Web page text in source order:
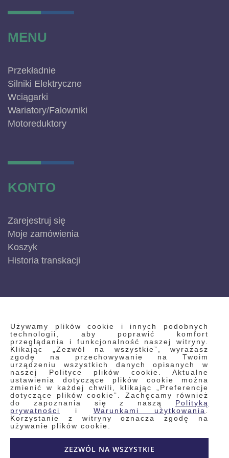
Używamy plików cookie i innych podobnych
technologii, aby poprawić komfort
przeglądania i funkcjonalność naszej witryny.
Klikając „Zezwól na wszystkie”, wyrażasz
zgodę na przechowywanie na Twoim
urządzeniu wszystkich danych opisanych w
naszej Polityce plików cookie. Aktualne
ustawienia dotyczące plików cookie można
zmienić w każdej chwili, klikając „Preferencje
dotyczące plików cookie”. Zachęcamy również
do zapoznania się z naszą Polityką
prywatności
i Warunkami użytkowania
Korzystanie z witryny oznacza zgodę na
używanie plików cookie.
ZEZWÓL NA WSZYSTKIE
MENU
Przekładnie
Silniki Elektryczne
Wciągarki
Wariatory/Falowniki
Motoreduktory
KONTO
Zarejestruj się
Moje zamówienia
Koszyk
Historia transkacji
INFORMACJE
Regulamin
Polityka prywatności i pliki cookie
Wyszukiwane frazy
Wyszukiwanie zaawansowane
Zamówienia
Skontaktuj się z nami
Odstąp od umowy